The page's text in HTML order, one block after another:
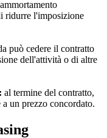
ridurre l'imposizione
può cedere il contratto
dell'attività o di altre
al termine del contratto,
un prezzo concordato.